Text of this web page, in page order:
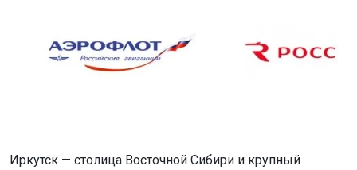
Иркутск — столица Восточной Сибири и крупный